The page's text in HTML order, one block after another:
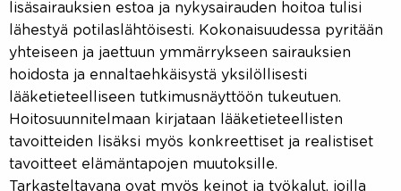
lisäsairauksien estoa ja nykysairauden hoitoa tulisi
lähestyä potilaslähtöisesti. Kokonaisuudessa pyritään
yhteiseen ja jaettuun ymmärrykseen sairauksien
hoidosta ja ennaltaehkäisystä yksilöllisesti
lääketieteelliseen tutkimusnäyttöön tukeutuen.
Hoitosuunnitelmaan kirjataan lääketieteellisten
tavoitteiden lisäksi myös konkreettiset ja realistiset
tavoitteet elämäntapojen muutoksille.
Tarkasteltavana ovat myös keinot ja työkalut, joilla